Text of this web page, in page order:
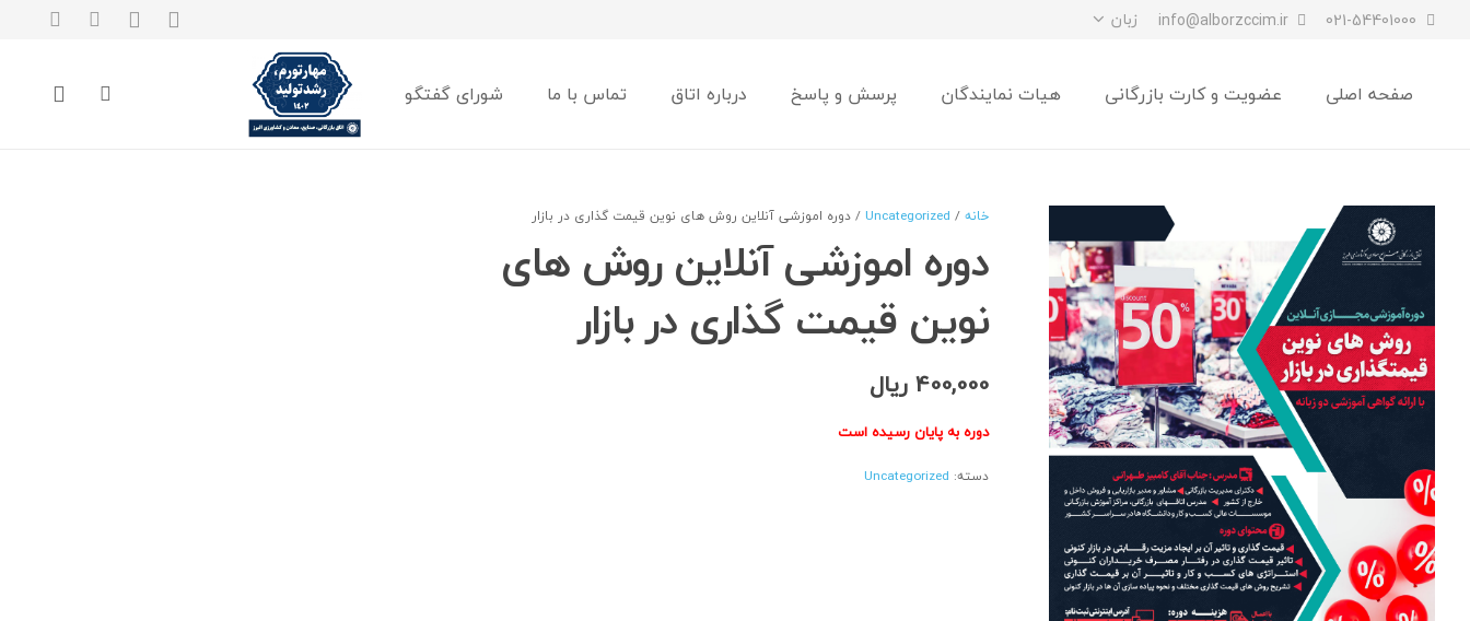
021-54401000
info@alborzccim.ir زبان
صفحه اصلی عضویت و کارت بازرگانی هیات نمایندگان پرسش و پاسخ درباره اتاق تماس با ما شورای گفتگو
خانه /
Uncategorized / دوره اموزشی آنلاین روش های نوین قیمت گذاری در بازار
دوره اموزشی آنلاین روش های
نوین قیمت گذاری در بازار
400,000 ریال
دوره به پایان رسیده است
دسته: Uncategorized